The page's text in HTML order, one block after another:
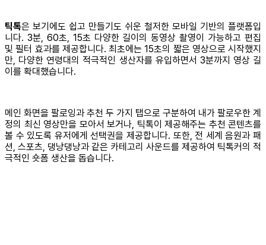
틱톡은 보기에도 쉽고 만들기도 쉬운 철저한 모바일 기반의 플랫폼입
니다. 3분, 60초, 15초 다양한 길이의 동영상 촬영이 가능하고 편집
및 필터 효과를 제공합니다. 최초에는 15초의 짧은 영상으로 시작했지
만, 다양한 연령대의 적극적인 생산자를 유입하면서 3분까지 영상 길
이를 확대했습니다.
메인 화면을 팔로잉과 추천 두 가지 탭으로 구분하여 내가 팔로우한 계
정의 최신 영상만을 모아서 보거나, 틱톡이 제공해주는 추천 콘텐츠를
볼 수 있도록 유저에게 선택권을 제공합니다. 또한, 전 세계 음원과 패
션, 스포츠, 댕냥댕냥과 같은 카테고리 사운드를 제공하여 틱톡커의 적
극적인 숏폼 생산을 돕습니다.